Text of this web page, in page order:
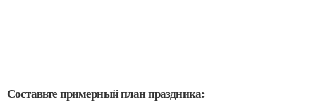
Составьте примерный план праздника: